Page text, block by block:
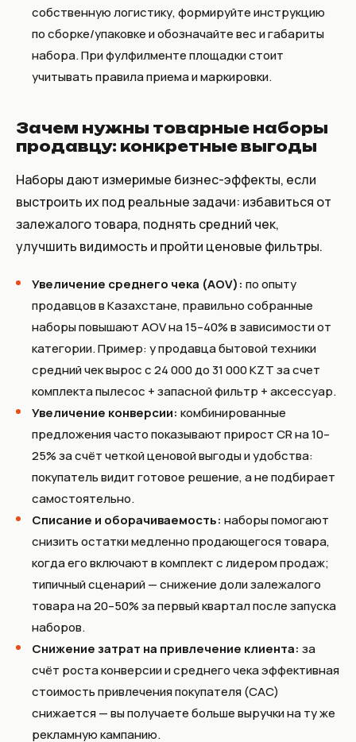
собственную логистику, формируйте инструкцию
по сборке/упаковке и обозначайте вес и габариты
набора. При фулфилменте площадки стоит
учитывать правила приема и маркировки.
Зачем нужны товарные наборы
продавцу: конкретные выгоды
Наборы дают измеримые бизнес-эффекты, если
выстроить их под реальные задачи: избавиться от
залежалого товара, поднять средний чек,
улучшить видимость и пройти ценовые фильтры.
Увеличение среднего чека (AOV): по опыту
продавцов в Казахстане, правильно собранные
наборы повышают AOV на 15–40% в зависимости от
категории. Пример: у продавца бытовой техники
средний чек вырос с 24 000 до 31 000 KZT за счет
комплекта пылесос + запасной фильтр + аксессуар.
Увеличение конверсии: комбинированные
предложения часто показывают прирост CR на 10–
25% за счёт четкой ценовой выгоды и удобства:
покупатель видит готовое решение, а не подбирает
самостоятельно.
Списание и оборачиваемость: наборы помогают
снизить остатки медленно продающегося товара,
когда его включают в комплект с лидером продаж;
типичный сценарий — снижение доли залежалого
товара на 20–50% за первый квартал после запуска
наборов.
Снижение затрат на привлечение клиента: за
счёт роста конверсии и среднего чека эффективная
стоимость привлечения покупателя (CAC)
снижается — вы получаете больше выручки на ту же
рекламную кампанию.